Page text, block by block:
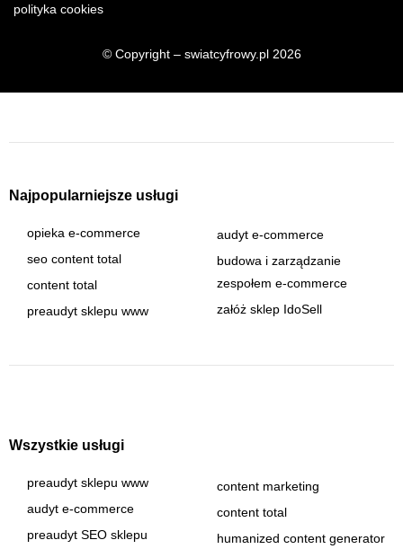
polityka cookies
© Copyright – swiatcyfrowy.pl 2026
Najpopularniejsze usługi
opieka e-commerce
seo content total
content total
preaudyt sklepu www
audyt e-commerce
budowa i zarządzanie
zespołem e-commerce
załóż sklep IdoSell
Wszystkie usługi
preaudyt sklepu www
audyt e-commerce
preaudyt SEO sklepu
content marketing
content total
humanized content generator